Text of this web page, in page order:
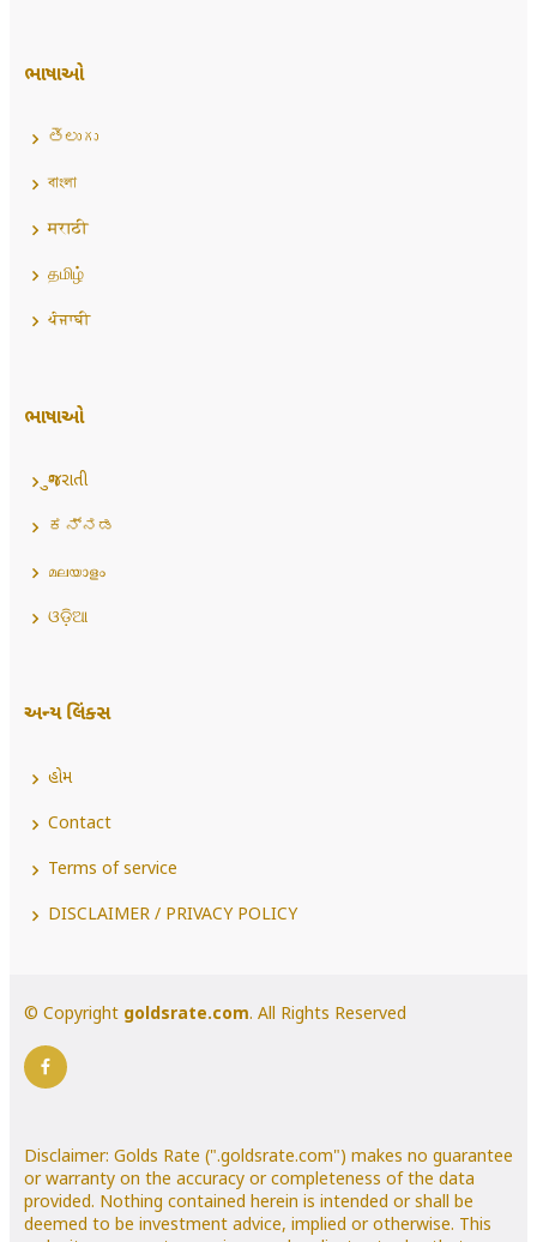
ભાષાઓ
తెలుగు
বাংলা
मराठी
தமிழ்
ਪੰਜਾਬੀ
ભાષાઓ
ગુજરાતી
ಕನ್ನಡ
മലയാളം
ଓଡ଼ିଆ
અન્ય લિંક્સ
હોમ
Contact
Terms of service
DISCLAIMER / PRIVACY POLICY
© Copyright goldsrate.com. All Rights Reserved
Disclaimer: Golds Rate (".goldsrate.com") makes no guarantee
or warranty on the accuracy or completeness of the data
provided. Nothing contained herein is intended or shall be
deemed to be investment advice, implied or otherwise. This